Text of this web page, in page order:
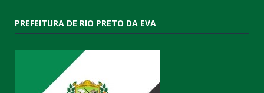
PREFEITURA DE RIO PRETO DA EVA